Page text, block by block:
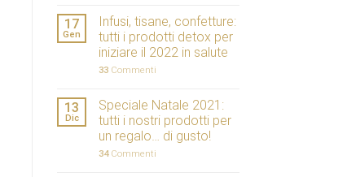
17
Gen
Infusi, tisane, confetture:
tutti i prodotti detox per
iniziare il 2022 in salute
33 Commenti
13
Dic
Speciale Natale 2021:
tutti i nostri prodotti per
un regalo… di gusto!
34Commenti